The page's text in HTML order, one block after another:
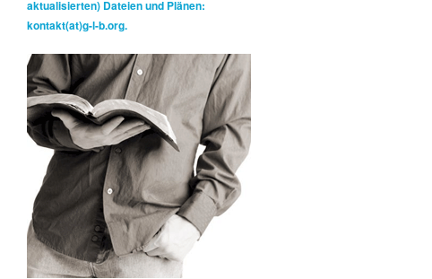
aktualisierten) Dateien und Plänen:
kontakt(at)g-l-b.org.